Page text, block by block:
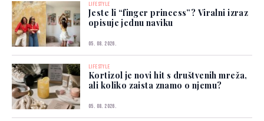
LIFESTYLE
Jeste li “finger princess”? Viralni izraz
opisuje jednu naviku
05. 08. 2026.
LIFESTYLE
Kortizol je novi hit s društvenih mreža,
ali koliko zaista znamo o njemu?
05. 08. 2026.